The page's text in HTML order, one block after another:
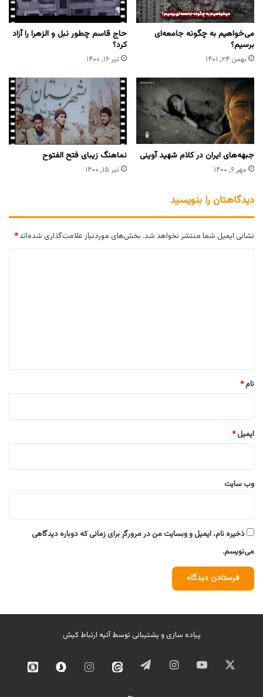
می‌خواهیم به چگونه جامعه‌ای
برسیم؟
بهمن ۲۴, ۱۴۰۱
حاج قاسم چطور نبل و الزهرا را آزاد
کرد؟
تیر ۱۶, ۱۴۰۰
جبهه‌های ایران در کلام شهید آوینی
مهر ۶, ۱۴۰۰
نماهنگ زیبای فتح الفتوح
تیر ۱۵, ۱۴۰۰
دیدگاهتان را بنویسید
نشانی ایمیل شما منتشر نخواهد شد. بخش‌های موردنیاز علامت‌گذاری شده‌اند*
نام*
ایمیل*
وب‌ سایت
ذخیره نام، ایمیل و وبسایت من در مرورگر برای زمانی که دوباره دیدگاهی
می‌نویسم.
پیاده سازی و پشتیبانی توسطآتیه ارتباط کیش
ایکس یوتیوب اینستاگرامتلگرام ایتا
اینستاگرامسروش